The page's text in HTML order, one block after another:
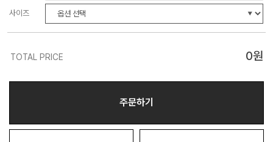
사이즈
TOTAL PRICE 0원
주문하기